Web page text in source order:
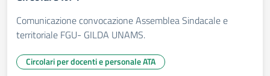
Comunicazione convocazione Assemblea Sindacale e
territoriale FGU- GILDA UNAMS.
Circolari per docenti e personale ATA